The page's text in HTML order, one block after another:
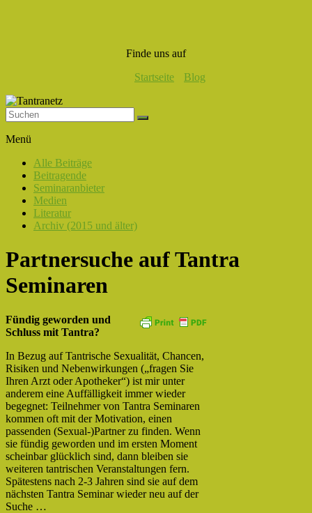
Finde uns auf
Startseite
Blog
Liebe,
Eros
Tantra
Menü
Alle Beiträge
Beitragende
Seminaranbieter
Medien
Literatur
Archiv (2015 und älter)
Partnersuche auf Tantra
Seminaren
Fündig geworden und
Schluss mit Tantra?
In Bezug auf Tantrische Sexualität, Chancen,
Risiken und Nebenwirkungen („fragen Sie
Ihren Arzt oder Apotheker“) ist mir unter
anderem eine Auffälligkeit immer wieder
begegnet: Teilnehmer von Tantra Seminaren
kommen oft mit der Motivation, einen
passenden (Sexual-)Partner zu finden. Wenn
sie fündig geworden und im ersten Moment
scheinbar glücklich sind, dann bleiben sie
weiteren tantrischen Veranstaltungen fern.
Spätestens nach 2-3 Jahren sind sie auf dem
nächsten Tantra Seminar wieder neu auf der
Suche …